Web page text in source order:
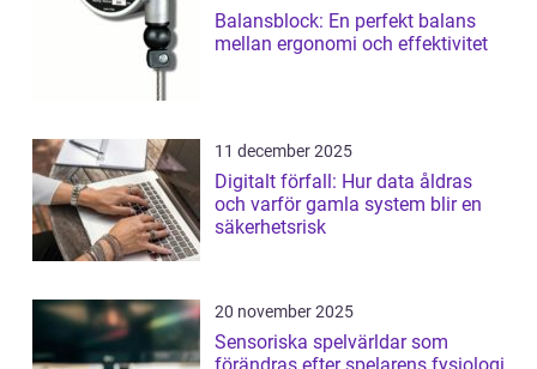
Balansblock: En perfekt balans
mellan ergonomi och effektivitet
11 december 2025
Digitalt förfall: Hur data åldras
och varför gamla system blir en
säkerhetsrisk
20 november 2025
Sensoriska spelvärldar som